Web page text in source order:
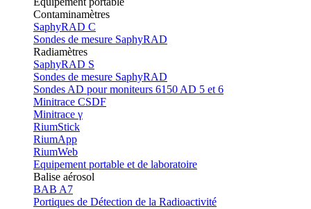
Contaminamètres
SaphyRAD C
Sondes de mesure SaphyRAD
Radiamètres
SaphyRAD S
Sondes de mesure SaphyRAD
Sondes AD pour moniteurs 6150 AD 5 et 6
Minitrace CSDF
Minitrace γ
RiumStick
RiumApp
RiumWeb
Equipement portable et de laboratoire
Balise aérosol
BAB A7
Portiques de Détection de la Radioactivité